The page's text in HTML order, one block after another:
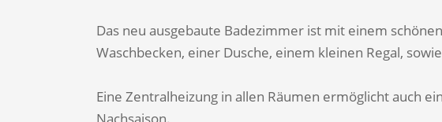
Das neu ausgebaute Badezimmer ist mit einem
Waschbecken, einer Dusche, einem kleinen Regal,
Eine Zentralheizung in allen Räumen ermöglicht auch
Nachsaison.